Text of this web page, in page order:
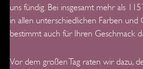
uns fündig. Bei insgesamt mehr als 115
in allen unterschiedlichen Farben und
bestimmt auch für Ihren Geschmack
Vor dem großen Tag raten wir dazu,